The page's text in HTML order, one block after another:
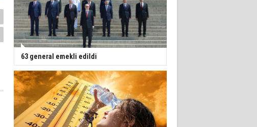
63 general emekli edildi